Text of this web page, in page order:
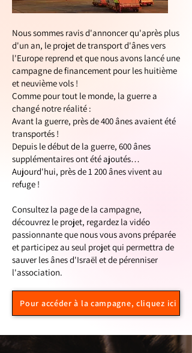
Nous sommes ravis d'annoncer qu'après plus
d'un an, le projet de transport d'ânes vers
l'Europe reprend et que nous avons lancé une
campagne de financement pour les huitième
et neuvième vols !
Comme pour tout le monde, la guerre a
changé notre réalité :
Avant la guerre, près de 400 ânes avaient été
transportés !
Depuis le début de la guerre, 600 ânes
supplémentaires ont été ajoutés…
Aujourd'hui, près de 1 200 ânes vivent au
refuge !
Consultez la page de la campagne,
découvrez le projet, regardez la vidéo
passionnante que nous vous avons préparée
et participez au seul projet qui permettra de
sauver les ânes d'Israël et de pérenniser
l'association.
Pour accéder à la campagne, cliquez ici